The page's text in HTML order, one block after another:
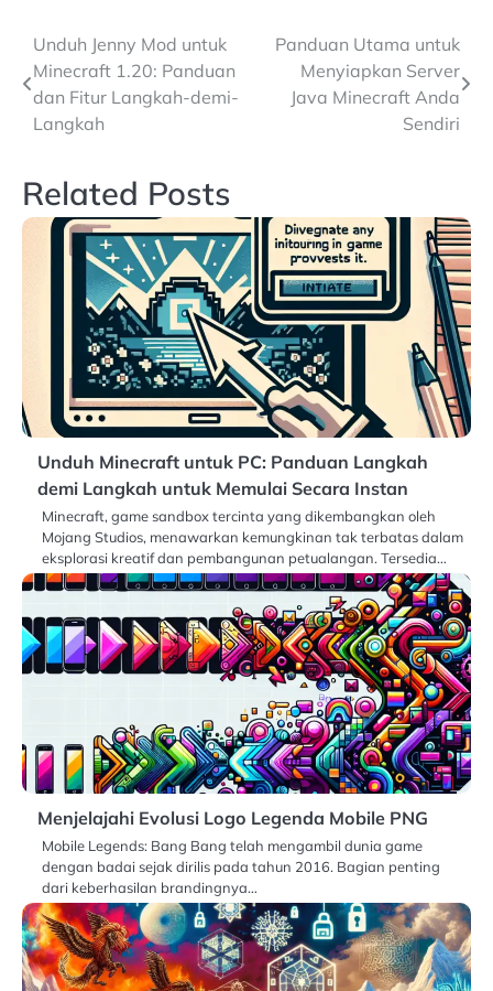
Post
navigation
Unduh Jenny Mod untuk
Minecraft 1.20: Panduan
dan Fitur Langkah-demi-
Langkah
Panduan Utama untuk
Menyiapkan Server
Java Minecraft Anda
Sendiri
Related Posts
Unduh Minecraft untuk PC: Panduan Langkah
demi Langkah untuk Memulai Secara Instan
Minecraft, game sandbox tercinta yang dikembangkan oleh
Mojang Studios, menawarkan kemungkinan tak terbatas dalam
eksplorasi kreatif dan pembangunan petualangan. Tersedia…
Menjelajahi Evolusi Logo Legenda Mobile PNG
Mobile Legends: Bang Bang telah mengambil dunia game
dengan badai sejak dirilis pada tahun 2016. Bagian penting
dari keberhasilan brandingnya…